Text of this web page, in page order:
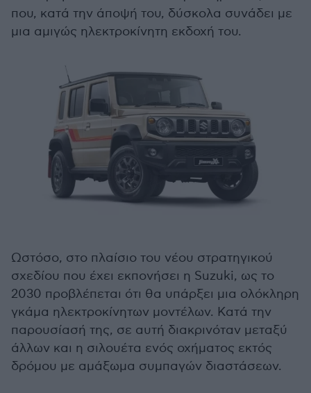
που, κατά την άποψή του, δύσκολα συνάδει με
μια αμιγώς ηλεκτροκίνητη εκδοχή του.
Ωστόσο, στο πλαίσιο του νέου στρατηγικού
σχεδίου που έχει εκπονήσει η Suzuki, ως το
2030 προβλέπεται ότι θα υπάρξει μια ολόκληρη
γκάμα ηλεκτροκίνητων μοντέλων. Κατά την
παρουσίασή της, σε αυτή διακρινόταν μεταξύ
άλλων και η σιλουέτα ενός οχήματος εκτός
δρόμου με αμάξωμα συμπαγών διαστάσεων.